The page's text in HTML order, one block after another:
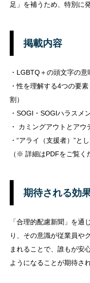
足」を補うため、特別に
掲載内容
・LGBTQ＋の頭文字の
・性を理解する4つの要
割）
・SOGI・SOGIハラスメ
・ カミングアウトとアウ
・“アライ（支援者）”と
（※ 詳細はPDFをご覧く
期待される効
「合理的配慮新聞」を通
り、その意識が従業員や
まれることで、誰もが安
ようになることが期待さ